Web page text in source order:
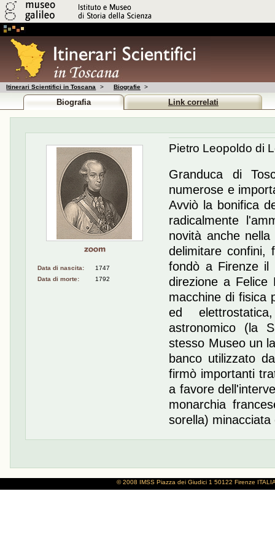
Itinerari Scientifici in Toscana > Biografie >
Biografia Link correlati
Data di nascita:
1747
Data di morte:
1792
Pietro Leopoldo di
Granduca di
numerose e
Avviò la bonifica
radicalmente
novità anche
delimitare confini,
fondò a Firenze il
direzione a Felice
macchine di fisica
ed
astronomico (la
stesso Museo un
banco utilizzato
firmò importanti
a favore
monarchia
sorella)
© 2008 IMSS Piazza dei Giudici 1 50122 Firenze